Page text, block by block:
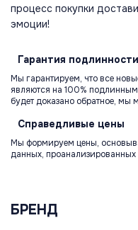
процесс покупки
эмоции!
Гарантия подлинности
Мы гарантируем, что все
являются на 100%
будет доказано обратное, мы
Справедливые цены
Мы формируем цены,
данных,
БРЕНД